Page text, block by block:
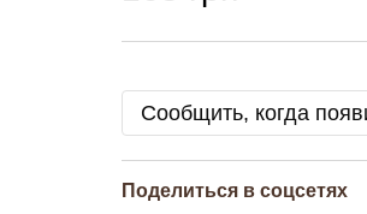
Сообщить, когда
Поделиться в соцсетях